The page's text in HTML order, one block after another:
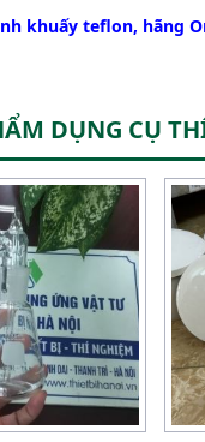
khuấy teflon, hãng
DỤNG CỤ